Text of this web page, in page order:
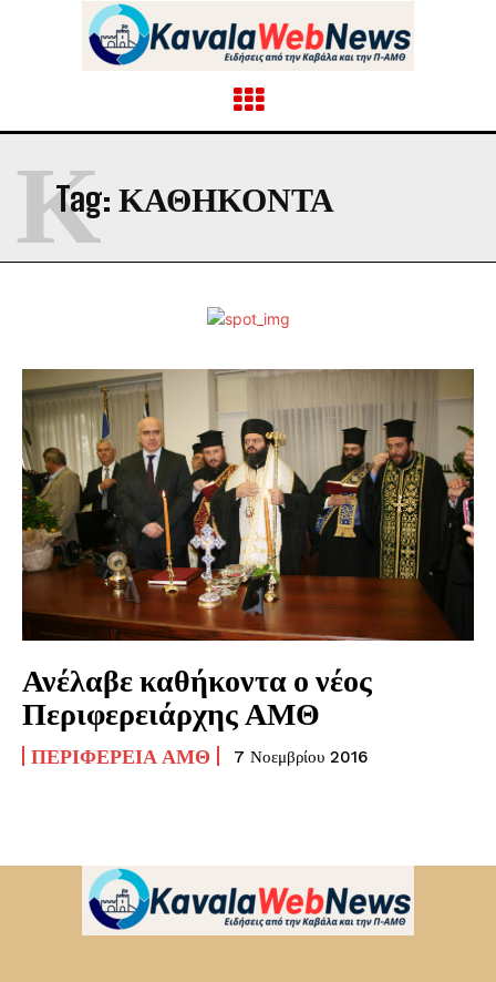
Tag: ΚΑΘΉΚΟΝΤΑ
Κ
Ανέλαβε καθήκοντα ο νέος
Περιφερειάρχης ΑΜΘ
ΠΕΡΙΦΈΡΕΙΑ ΑΜΘ 7 Νοεμβρίου 2016